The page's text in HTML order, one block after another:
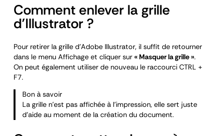
Comment enlever la grille
d’Illustrator ?
Pour retirer la grille d’Adobe Illustrator, il suffit de retourner
dans le menu Affichage et cliquer sur « Masquer la grille ».
On peut également utiliser de nouveau le raccourci CTRL +
F7.
Bon à savoir
La grille n’est pas affichée à l’impression, elle sert juste
d’aide au moment de la création du document.